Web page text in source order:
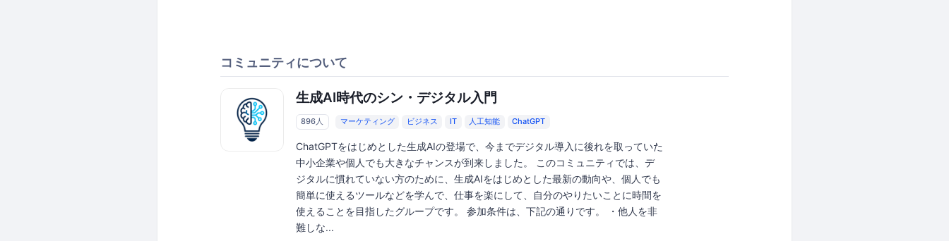
コミュニティについて
生成AI時代のシン・デジタル入門
896人 マーケティング ビジネス IT 人工知能 ChatGPT
ChatGPTをはじめとした生成AIの登場で、今までデジタル導入に後れを取っていた
中小企業や個人でも大きなチャンスが到来しました。 このコミュニティでは、デ
ジタルに慣れていない方のために、生成AIをはじめとした最新の動向や、個人でも
簡単に使えるツールなどを学んで、仕事を楽にして、自分のやりたいことに時間を
使えることを目指したグループです。 参加条件は、下記の通りです。 ・他人を非
難しな...